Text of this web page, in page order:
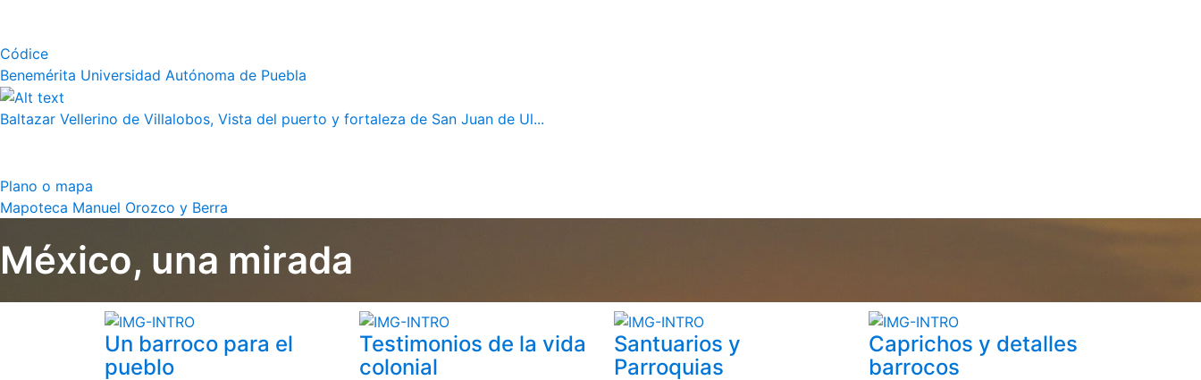
Códice
Benemérita Universidad Autónoma de Puebla
Baltazar Vellerino de Villalobos, Vista del puerto y fortaleza de San Juan de Ul...
Plano o mapa
Mapoteca Manuel Orozco y Berra
México, una mirada
Un barroco para el
pueblo
Testimonios de la vida
colonial
Santuarios y
Parroquias
Caprichos y detalles
barrocos